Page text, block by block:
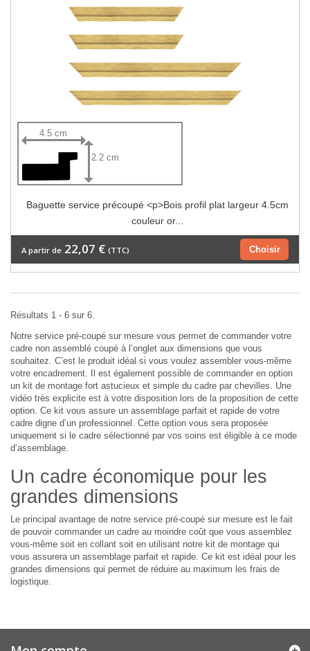
4.5 cm
2.2 cm
Baguette service précoupé <p>Bois profil plat largeur 4.5cm
couleur or...
Choisir
A partir de 22,07 € (TTC)
Résultats 1 - 6 sur 6.
Notre service pré-coupé sur mesure vous permet de commander votre
cadre non assemblé coupé à l’onglet aux dimensions que vous
souhaitez. C’est le produit idéal si vous voulez assembler vous-même
votre encadrement. Il est également possible de commander en option
un kit de montage fort astucieux et simple du cadre par chevilles. Une
vidéo très explicite est à votre disposition lors de la proposition de cette
option. Ce kit vous assure un assemblage parfait et rapide de votre
cadre digne d’un professionnel. Cette option vous sera proposée
uniquement si le cadre sélectionné par vos soins est éligible à ce mode
d’assemblage.
Un cadre économique pour les
grandes dimensions
Le principal avantage de notre service pré-coupé sur mesure est le fait
de pouvoir commander un cadre au moindre coût que vous assemblez
vous-même soit en collant soit en utilisant notre kit de montage qui
vous assurera un assemblage parfait et rapide. Ce kit est idéal pour les
grandes dimensions qui permet de réduire au maximum les frais de
logistique.